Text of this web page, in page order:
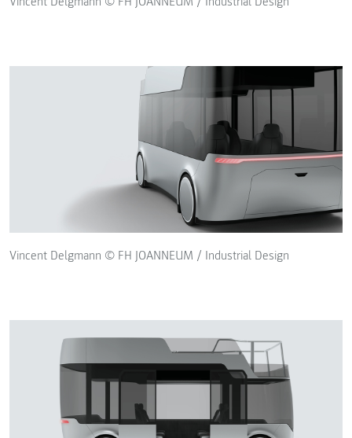
Vincent Delgmann © FH JOANNEUM / Industrial Design